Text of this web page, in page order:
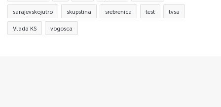
sarajevskojutro skupstina srebrenica test tvsa
Vlada KS vogosca